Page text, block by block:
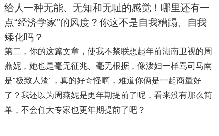
给人一种无能、无知和无耻的感觉！哪里还有一
点“经济学家”的风度？你这不是自我糟蹋、自我
矮化吗？
第二，你的这篇文章，使我不禁联想起年前湖南卫视的周
燕妮，她也是毫无征兆、毫无根据，像泼妇一样骂司马南
是“极致人渣”，真的好奇怪啊，难道你俩是一起商量好
了？我还以为周燕妮是更年期提前了呢，看来没有那么简
单，不会任大专家也更年期提前了吧？